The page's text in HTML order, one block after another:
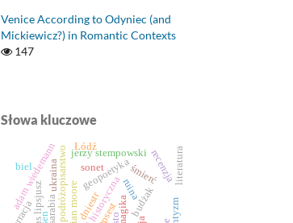
Venice According to Odyniec (and
Mickiewicz?) in Romantic Contexts
147
Słowa kluczowe
brian moore
podróżopisarstwo geopoetyka
ruina
besarabia budżak
dniestr
ukraina
jerzy stempowski
adam wiedemann sonet
Łódź
recenzja
biel śmierć
sen
literatura